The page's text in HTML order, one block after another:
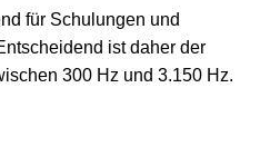
für Schulungen und
ist daher der
300 Hz und 3.150 Hz.